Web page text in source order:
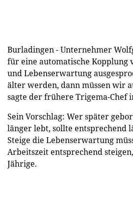
Burladingen - Unternehmer
für eine automatische Kopplung
und Lebenserwartung
älter werden, dann müssen wir
sagte der frühere Trigema-Chef
Sein Vorschlag: Wer später
länger lebt, sollte entsprechend
Steige die Lebenserwartung
Arbeitszeit entsprechend
Jährige.